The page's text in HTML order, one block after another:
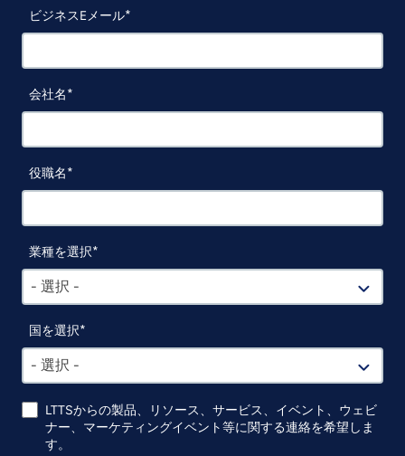
ビジネスEメール
会社名
役職名
業種を選択
- 選択 -
国を選択
- 選択 -
LTTSからの製品、リソース、サービス、イベント、ウェビ
ナー、マーケティングイベント等に関する連絡を希望しま
す。